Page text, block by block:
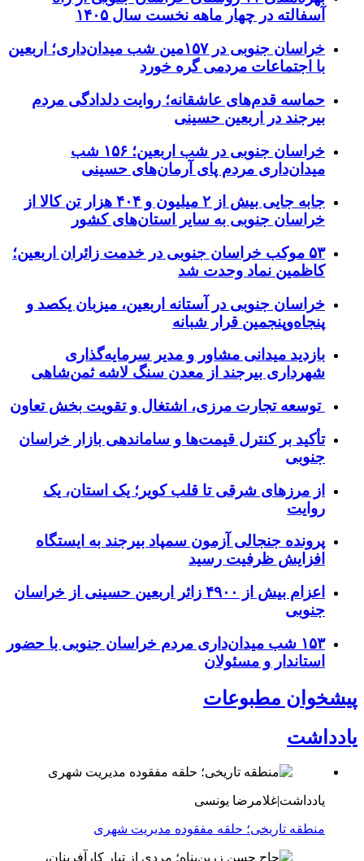
آسفالته در چهار ماهه نخست سال ۱۴۰۵
خراسان جنوبی در ۱۵۷مین شب میدان‌داری؛ اربعین
با اجتماعات مردمی گره خورد
حماسه قدم‌های عاشقانه؛ روایت دلدادگی مردم
بیرجند در اربعین حسینی
خراسان جنوبی در شب اربعین؛ ۱۵۶ شب
میدان‌داری مردم پای آرمان‌های حسینی
جابه جایی بیش از ۲ میلیون و ۴۰۴ هزار تن کالا از
خراسان جنوبی به سایر استان‌های کشور
۵۳ موکب خراسان جنوبی در خدمت زائران اربعین؛
کاظمین نماد وحدت شد
خراسان جنوبی در آستانه اربعین، میزبان یکصد و
پنجاه‌وپنجمین قرار شبانه
بازدید میدانی مشاور و مدیر سرمایه‌گذاری
شهرداری بیرجند از معدن سنگ لاشه ثمن‌شاهی
توسعه تجارت مرزی، اشتغال و تقویت بخش تعاون
تأکید بر کنترل قیمت‌ها و ساماندهی بازار خراسان
جنوبی
از مرزهای شرقی تا قلب کویر؛ یک استان، یک
روایت
پرونده جنجالی آزمون سمپاد بیرجند به ایستگاه
افزایش ظرفیت رسید
اعزام بیش از ۴۹۰۰ زائر اربعین حسینی از خراسان
جنوبی
۱۵۳ شب میدان‌داری مردم خراسان جنوبی با حضور
استاندار و مسئولان
پیشخوان مطبوعات
یادداشت
یادداشت|غلامرضا یونسی
منطقه تاریخی؛ حلقه مفقوده مدیریت شهری